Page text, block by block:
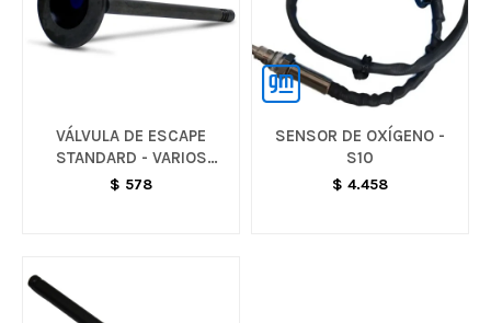
VÁLVULA DE ESCAPE
STANDARD - VARIOS
MODELOS
$ 578
SENSOR DE OXÍGENO -
S10
$ 4.458